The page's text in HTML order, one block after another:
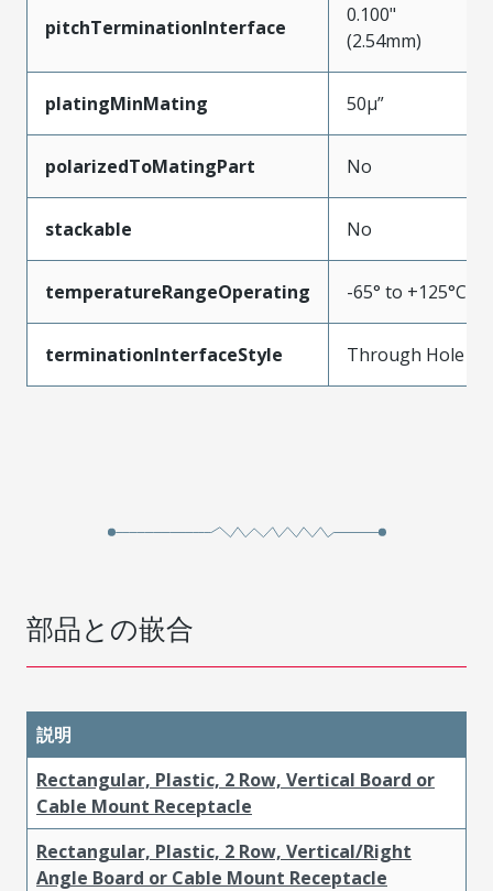
pitchTerminationInterface
0.100"
(2.54mm)
platingMinMating 50µ”
polarizedToMatingPart No
stackable No
temperatureRangeOperating -65° to +125°C
terminationInterfaceStyle Through Hole
部品との嵌合
説明
Rectangular, Plastic, 2 Row, Vertical Board or
Cable Mount Receptacle
Rectangular, Plastic, 2 Row, Vertical/Right
Angle Board or Cable Mount Receptacle